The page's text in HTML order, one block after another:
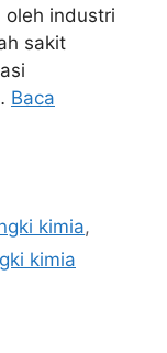
oleh industri
sakit
Baca
kimia,
kimia